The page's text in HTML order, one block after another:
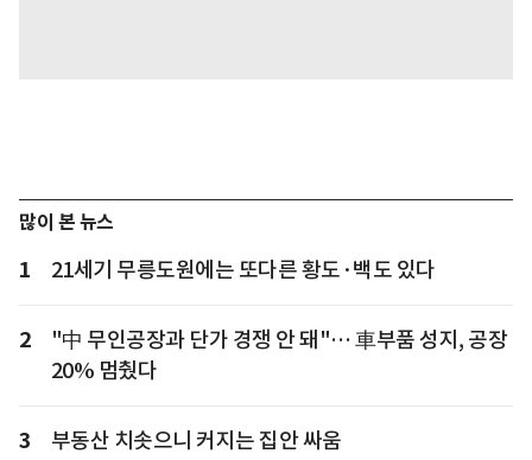
많이 본 뉴스
1 21세기 무릉도원에는 또다른 황도·백도 있다
2
"中 무인공장과 단가 경쟁 안 돼"… 車부품 성지, 공장
20% 멈췄다
3 부동산 치솟으니 커지는 집안 싸움